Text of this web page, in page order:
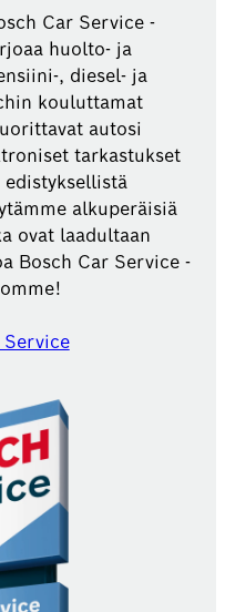
Car Service -
huolto- ja
, diesel- ja
kouluttamat
autosi
tarkastukset
edistyksellistä
alkuperäisiä
ovat laadultaan
Bosch Car Service -
Service